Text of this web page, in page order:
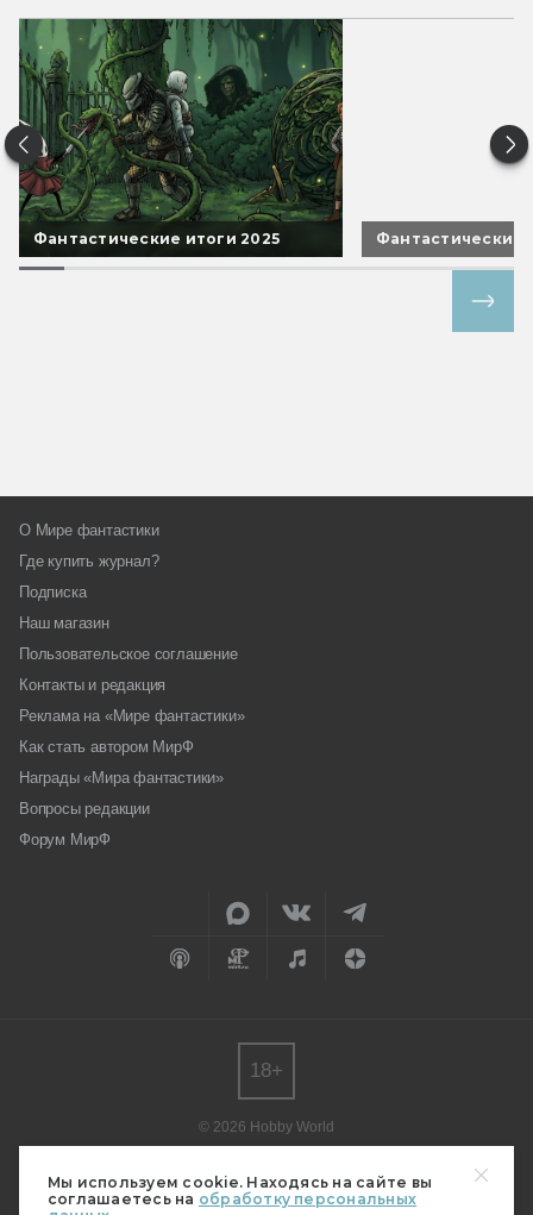
Мы используем cookie. Находясь на сайте вы
соглашаетесь на обработку персональных
Фантастические итоги 2025 Фантастические
О Мире фантастики
Где купить журнал?
Подписка
Наш магазин
Пользовательское соглашение
Контакты и редакция
Реклама на «Мире фантастики»
Как стать автором МирФ
Награды «Мира фантастики»
Вопросы редакции
Форум МирФ
© 2026 Hobby World
редакции.
Мнение авторов может не совпадать с мнением редакции.
18+